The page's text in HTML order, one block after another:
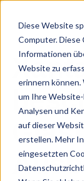
Diese Website
Computer. Diese
Informationen
Website zu
erinnern
um Ihre
Analysen und
auf dieser
erstellen. Mehr
eingesetzten